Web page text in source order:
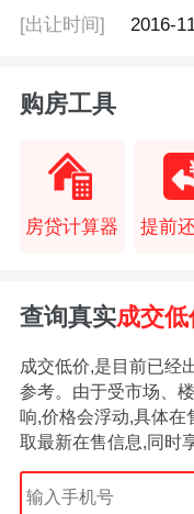
[出让时间]
2016-
购房工具
房贷计算器 提前
查询真实成交低
成交低价,是目前已经
参考。由于受市场、
响,价格会浮动,具体
取最新在售信息,同时